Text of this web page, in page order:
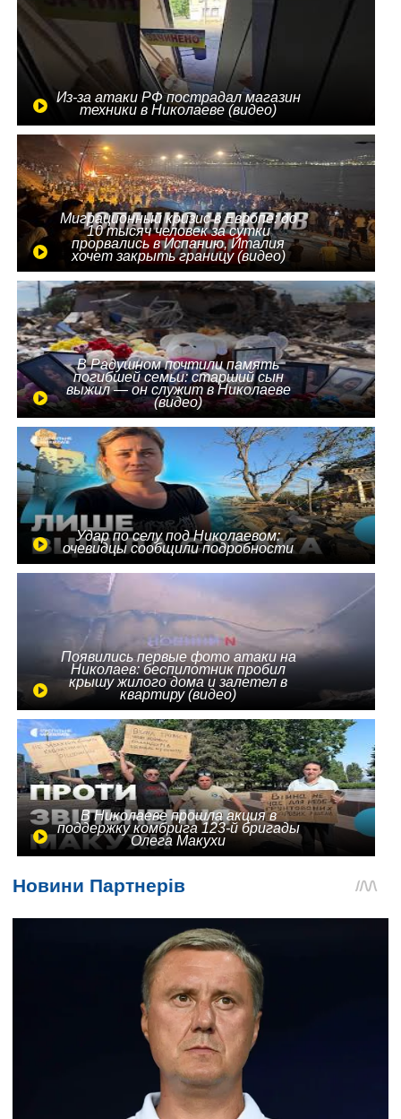
Из-за атаки РФ пострадал магазин
техники в Николаеве (видео)
Миграционный кризис в Европе: до
10 тысяч человек за сутки
прорвались в Испанию, Италия
хочет закрыть границу (видео)
В Радушном почтили память
погибшей семьи: старший сын
выжил — он служит в Николаеве
(видео)
Удар по селу под Николаевом:
очевидцы сообщили подробности
Появились первые фото атаки на
Николаев: беспилотник пробил
крышу жилого дома и залетел в
квартиру (видео)
В Николаеве прошла акция в
поддержку комбрига 123-й бригады
Олега Макухи